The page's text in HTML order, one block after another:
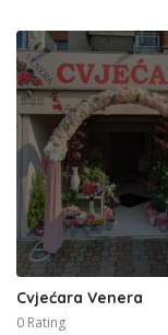
Cvjećara Venera
0 Rating